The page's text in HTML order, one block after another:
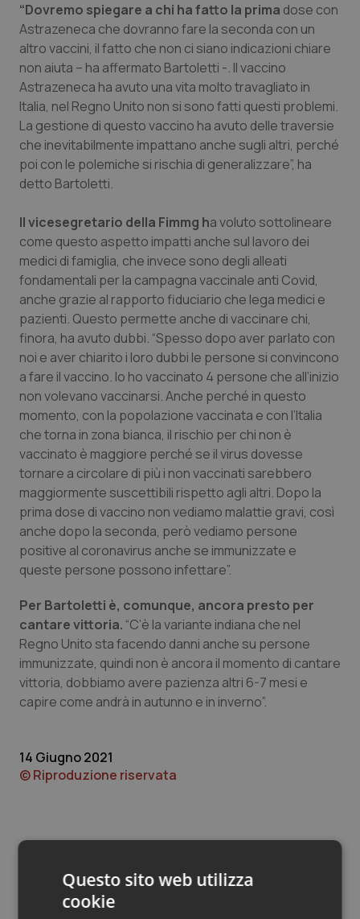
Lazio
Liguria
Lombardia
Marche
Molise
Piemonte
Provincia Autonoma di Bolzano
Provincia Autonoma di Trento
Puglia
Sardegna
Sicilia
Toscana
Umbria
Valle D’Aosta
Veneto
Diabete & glucometri
Disturbi dell’umore
Dolore
Donna & Salute
Epatiti
HIV
Infezioni & Febbre
Ipertensione & Scompenso
Malattie rare
Malattia di Crohn & Rettocolite Ulcerosa
Neuroscienze & patologie neurodegenerative
Obesità
Oftalmologia
Oncodermatologia
Oncoematologia
Oncologia & Nutrizione
Psoriasi & pelle
Quotidiano Chirurgia
Rene & patologie urogenitali
“Dovremo spiegare a chi ha fatto la prima dose con
Astrazeneca che dovranno fare la seconda con un
altro vaccini, il fatto che non ci siano indicazioni chiare
non aiuta – ha affermato Bartoletti -. Il vaccino
Astrazeneca ha avuto una vita molto travagliato in
Italia, nel Regno Unito non si sono fatti questi problemi.
La gestione di questo vaccino ha avuto delle traversie
che inevitabilmente impattano anche sugli altri, perché
poi con le polemiche si rischia di generalizzare”, ha
detto Bartoletti.
Il vicesegretario della Fimmg ha voluto sottolineare
come questo aspetto impatti anche sul lavoro dei
medici di famiglia, che invece sono degli alleati
fondamentali per la campagna vaccinale anti Covid,
anche grazie al rapporto fiduciario che lega medici e
pazienti. Questo permette anche di vaccinare chi,
finora, ha avuto dubbi. “Spesso dopo aver parlato con
noi e aver chiarito i loro dubbi le persone si convincono
a fare il vaccino. Io ho vaccinato 4 persone che all’inizio
non volevano vaccinarsi. Anche perché in questo
momento, con la popolazione vaccinata e con l’Italia
che torna in zona bianca, il rischio per chi non è
vaccinato è maggiore perché se il virus dovesse
tornare a circolare di più i non vaccinati sarebbero
maggiormente suscettibili rispetto agli altri. Dopo la
prima dose di vaccino non vediamo malattie gravi, così
anche dopo la seconda, però vediamo persone
positive al coronavirus anche se immunizzate e
queste persone possono infettare”.
Per Bartoletti è, comunque, ancora presto per
cantare vittoria. “C’è la variante indiana che nel
Regno Unito sta facendo danni anche su persone
immunizzate, quindi non è ancora il momento di cantare
vittoria, dobbiamo avere pazienza altri 6-7 mesi e
capire come andrà in autunno e in inverno”.
14 Giugno 2021
© Riproduzione riservata
Potrebbe interessarti in
Questo sito web utilizza
cookie